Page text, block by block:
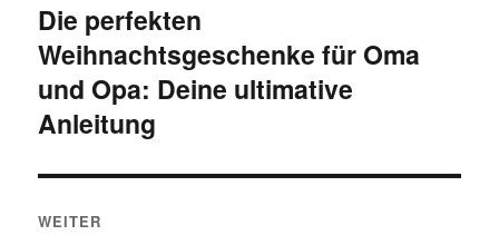
Vorheriger Beitrag:
Die perfekten
Weihnachtsgeschenke für Oma
und Opa: Deine ultimative
Anleitung
WEITER